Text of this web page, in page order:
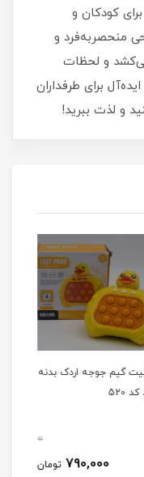
کودکان و
منحصربه‌فرد و
و لحظات
برای طرفداران
و لذت ببرید!
گیم جوجه اردک بدنه
790,000 تومان